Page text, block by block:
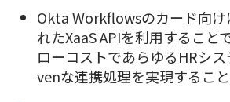
Okta Workflowsのカード向け
れたXaaS APIを利用すること
ローコストであらゆるHRシ
venな連携処理を実現すること